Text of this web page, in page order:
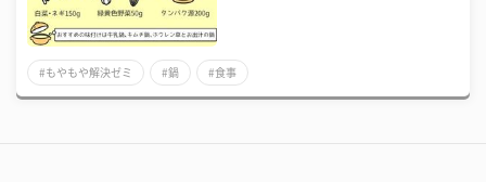
#もやもや解決ゼミ #鍋 #食事